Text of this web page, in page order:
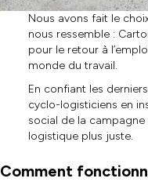
Nous avons fait le
nous ressemble :
pour le retour à
monde du travail.
En confiant les
cyclo-logisticiens en
social de la
logistique plus juste.
Comment